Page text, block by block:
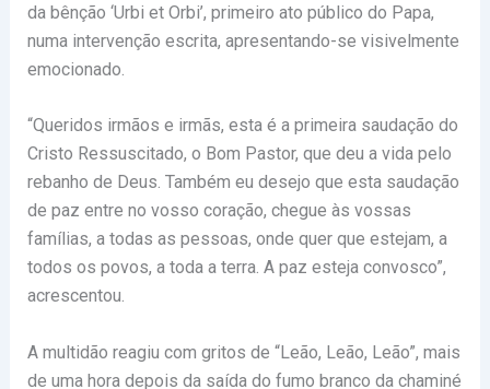
da bênção ‘Urbi et Orbi’, primeiro ato público do Papa,
numa intervenção escrita, apresentando-se visivelmente
emocionado.
“Queridos irmãos e irmãs, esta é a primeira saudação do
Cristo Ressuscitado, o Bom Pastor, que deu a vida pelo
rebanho de Deus. Também eu desejo que esta saudação
de paz entre no vosso coração, chegue às vossas
famílias, a todas as pessoas, onde quer que estejam, a
todos os povos, a toda a terra. A paz esteja convosco”,
acrescentou.
A multidão reagiu com gritos de “Leão, Leão, Leão”, mais
de uma hora depois da saída do fumo branco da chaminé